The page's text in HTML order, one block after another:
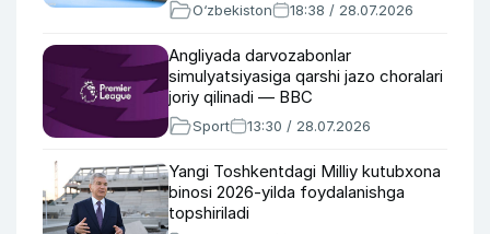
O‘zbekiston 18:38 / 28.07.2026
Angliyada darvozabonlar
simulyatsiyasiga qarshi jazo choralari
joriy qilinadi — BBC
Sport 13:30 / 28.07.2026
Yangi Toshkentdagi Milliy kutubxona
binosi 2026-yilda foydalanishga
topshiriladi